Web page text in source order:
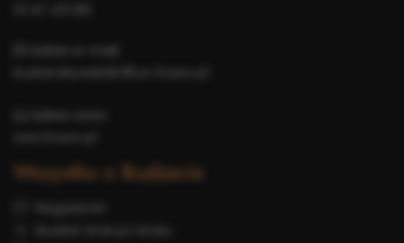
Wszystko o Budżecie